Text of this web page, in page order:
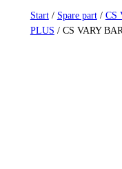
Start/ Spare part/ CS
PLUS / CS VARY